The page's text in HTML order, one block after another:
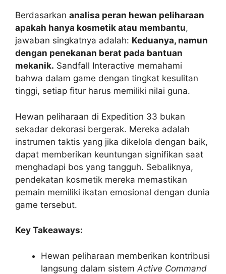
Berdasarkan analisa peran hewan peliharaan
apakah hanya kosmetik atau membantu,
jawaban singkatnya adalah: Keduanya, namun
dengan penekanan berat pada bantuan
mekanik. Sandfall Interactive memahami
bahwa dalam game dengan tingkat kesulitan
tinggi, setiap fitur harus memiliki nilai guna.
Hewan peliharaan di Expedition 33 bukan
sekadar dekorasi bergerak. Mereka adalah
instrumen taktis yang jika dikelola dengan baik,
dapat memberikan keuntungan signifikan saat
menghadapi bos yang tangguh. Sebaliknya,
pendekatan kosmetik mereka memastikan
pemain memiliki ikatan emosional dengan dunia
game tersebut.
Key Takeaways:
Hewan peliharaan memberikan kontribusi
langsung dalam sistem Active Command